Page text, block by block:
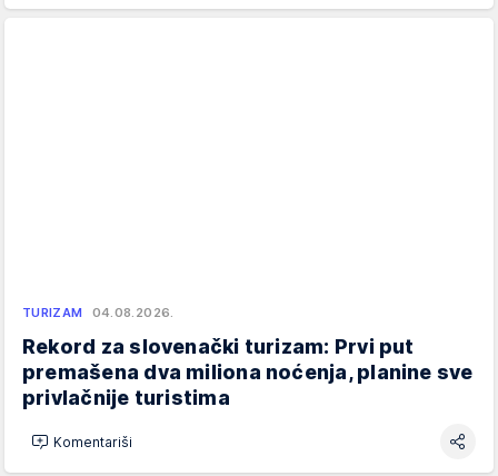
TURIZAM 04.08.2026.
Rekord za slovenački turizam: Prvi put
premašena dva miliona noćenja, planine sve
privlačnije turistima
Komentariši